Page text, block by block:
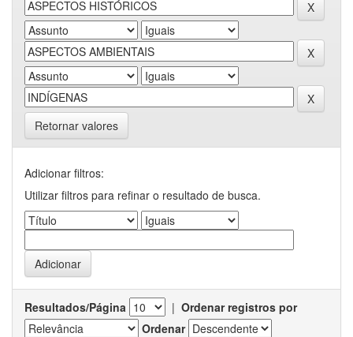
Retornar valores
Adicionar filtros:
Utilizar filtros para refinar o resultado de busca.
Resultados/Página | Ordenar registros por
Ordenar